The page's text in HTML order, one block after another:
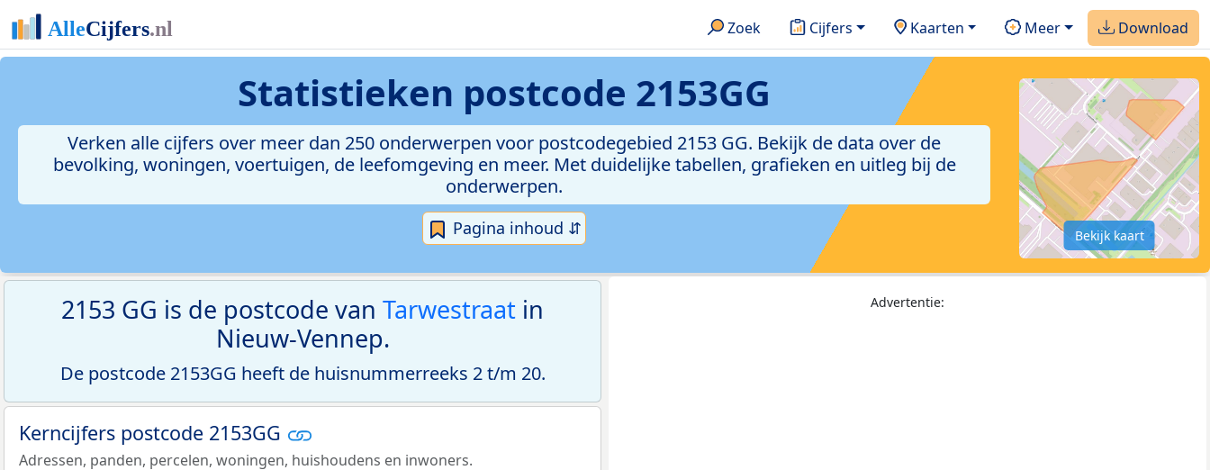
Zoek Cijfers Kaarten Meer Download
Statistieken postcode 2153GG
Verken alle cijfers over meer dan 250 onderwerpen voor postcodegebied 2153 GG. Bekijk de data over de
bevolking, woningen, voertuigen, de leefomgeving en meer. Met duidelijke tabellen, grafieken en uitleg bij de
onderwerpen.
Pagina inhoud ⇵ Bekijk kaart
2153 GG is de postcode van Tarwestraat in
Nieuw-Vennep.
De postcode 2153GG heeft de huisnummerreeks 2 t/m 20.
Kerncijfers postcode 2153GG
Adressen, panden, percelen, woningen, huishoudens en inwoners.
Advertentie: